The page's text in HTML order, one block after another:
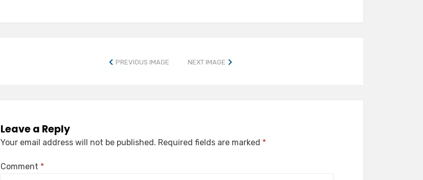
PREVIOUS IMAGE NEXT IMAGE
Leave a Reply
Your email address will not be published. Required fields are marked *
Comment *